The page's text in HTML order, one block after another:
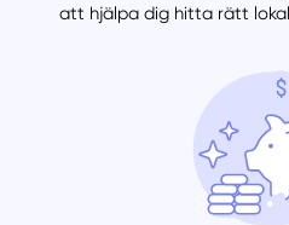
att hjälpa dig hitta rätt